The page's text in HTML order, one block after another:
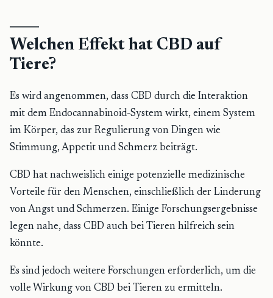
Welchen Effekt hat CBD auf
Tiere?
Es wird angenommen, dass CBD durch die Interaktion
mit dem Endocannabinoid-System wirkt, einem System
im Körper, das zur Regulierung von Dingen wie
Stimmung, Appetit und Schmerz beiträgt.
CBD hat nachweislich einige potenzielle medizinische
Vorteile für den Menschen, einschließlich der Linderung
von Angst und Schmerzen. Einige Forschungsergebnisse
legen nahe, dass CBD auch bei Tieren hilfreich sein
könnte.
Es sind jedoch weitere Forschungen erforderlich, um die
volle Wirkung von CBD bei Tieren zu ermitteln.